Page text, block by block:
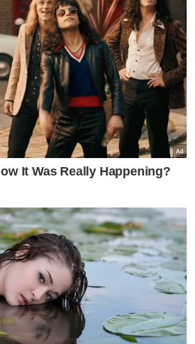
ditemukan bersama mayat mangsa.
berkata, ahli keluarganya
sebelum
kira 600 meter dari rumah
bernyawa.
terdapat kesan hentakan
kepala dan kesan kelar di
selain ditemui dalam
separuh bogel.
menolak kemungkinan
berdasarkan terdapat
terdapat pada alat sulit